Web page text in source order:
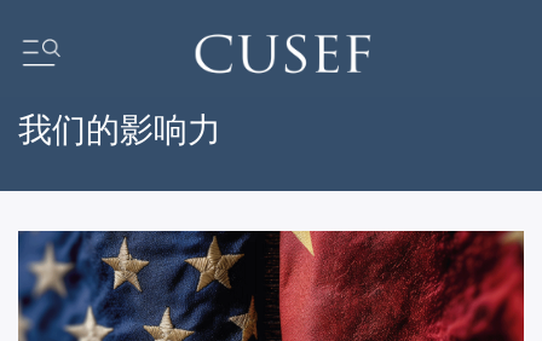
新闻
媒体中心
订阅中心
我们的影响力